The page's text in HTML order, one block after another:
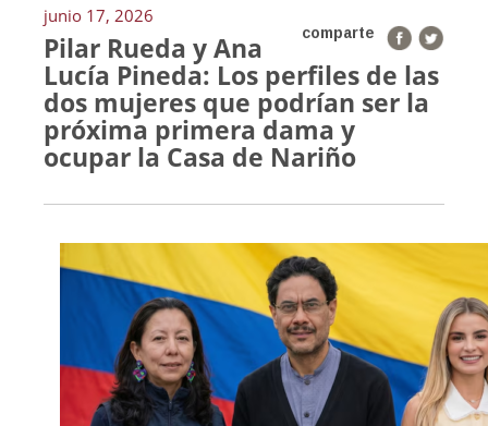
junio 17, 2026
comparte
Pilar Rueda y Ana
Lucía Pineda: Los perfiles de las
dos mujeres que podrían ser la
próxima primera dama y
ocupar la Casa de Nariño